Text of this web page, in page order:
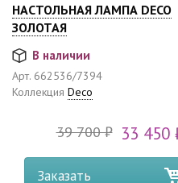
НАСТОЛЬНАЯ ЛАМПА DECO
ЗОЛОТАЯ
В наличии
Арт.662536/7394
Коллекция Deco
39 700 ₽ 33 450
Заказать